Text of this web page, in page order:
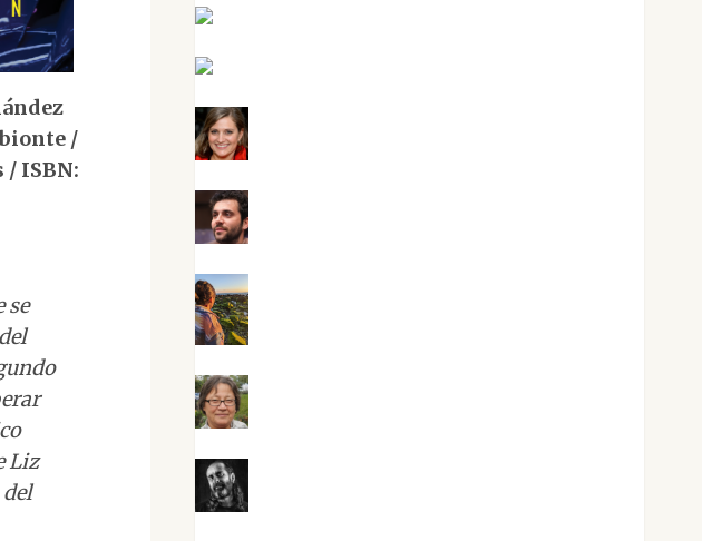
/
/ ISBN:
se
Liz